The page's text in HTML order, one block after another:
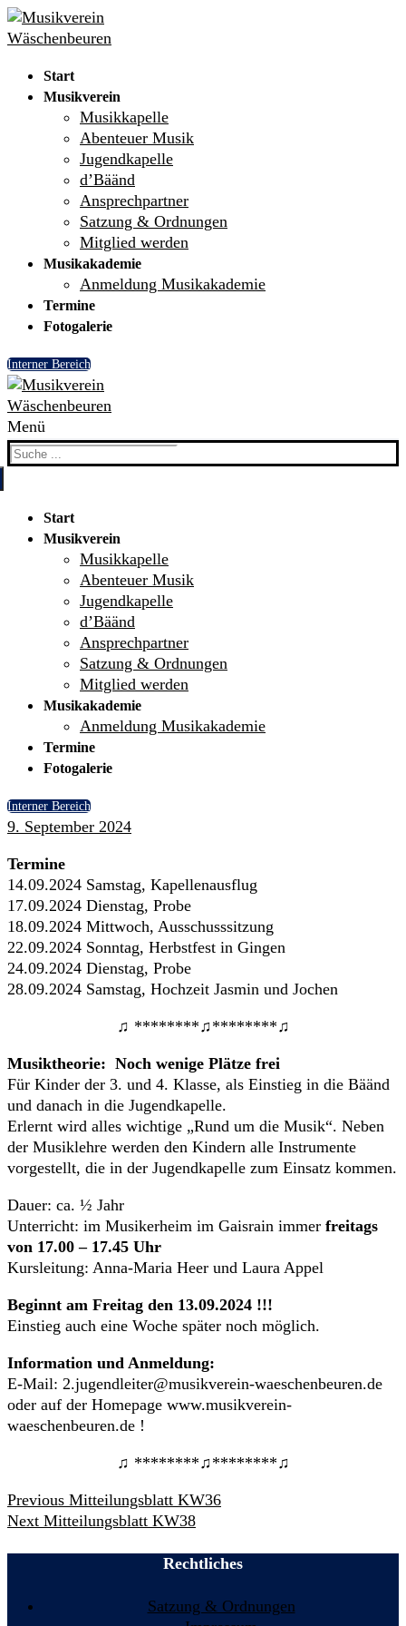
Skip
to
Menu
Close
Start
Musikverein
Musikkapelle
Abenteuer Musik
Jugendkapelle
d’Bäänd
Ansprechpartner
Satzung & Ordnungen
Mitglied werden
Musikakademie
Anmeldung Musikakademie
Termine
Fotogalerie
Interner Bereich
Menü
Search
Start
Musikverein
Musikkapelle
Abenteuer Musik
Jugendkapelle
d’Bäänd
Ansprechpartner
Satzung & Ordnungen
Mitglied werden
Musikakademie
Anmeldung Musikakademie
Termine
Fotogalerie
Interner Bereich
9. September 2024
Termine
14.09.2024 Samstag, Kapellenausflug
17.09.2024 Dienstag, Probe
18.09.2024 Mittwoch, Ausschusssitzung
22.09.2024 Sonntag, Herbstfest in Gingen
24.09.2024 Dienstag, Probe
28.09.2024 Samstag, Hochzeit Jasmin und Jochen
♫ ********♫********♫
Musiktheorie: Noch wenige Plätze frei
Für Kinder der 3. und 4. Klasse, als Einstieg in die Bäänd
und danach in die Jugendkapelle.
Erlernt wird alles wichtige „Rund um die Musik“. Neben
der Musiklehre werden den Kindern alle Instrumente
vorgestellt, die in der Jugendkapelle zum Einsatz kommen.
Dauer: ca. ½ Jahr
Unterricht: im Musikerheim im Gaisrain immer freitags
von 17.00 – 17.45 Uhr
Kursleitung: Anna-Maria Heer und Laura Appel
Beginnt am Freitag den 13.09.2024 !!!
Einstieg auch eine Woche später noch möglich.
Information und Anmeldung:
E-Mail: 2.jugendleiter@musikverein-waeschenbeuren.de
oder auf der Homepage www.musikverein-
waeschenbeuren.de !
♫ ********♫********♫
Beitrags-
Navigation
Previous Previous
post:
Mitteilungsblatt KW36
Next Next
Mitteilungsblatt KW38
Rechtliches
Satzung & Ordnungen